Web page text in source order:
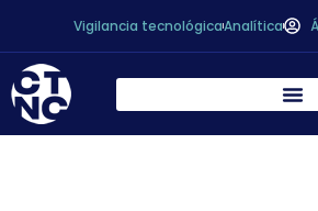
Vigilancia tecnológicaAnalítica